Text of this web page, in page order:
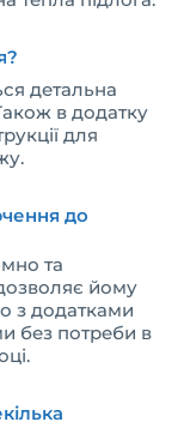
детальна
в додатку
для
до
та
йому
з додатками
без потреби в